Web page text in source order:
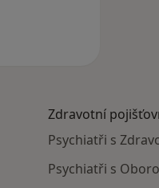
Zdravotní
Psychiatři s
Psychiatři s